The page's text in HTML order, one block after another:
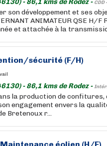
- 86,1 kms de Rodez - CDD -
son développement et ses
ANIMATEUR QSE H/
et attachée à la
sécurité (F/H)
- 86,1 kms de Rodez -
la production de confitures,
engagement envers la
Bretenoux r...